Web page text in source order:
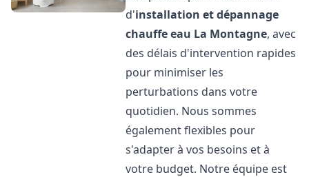
d'installation et dépannage
chauffe eau La Montagne, avec
des délais d'intervention rapides
pour minimiser les
perturbations dans votre
quotidien. Nous sommes
également flexibles pour
s'adapter à vos besoins et à
votre budget. Notre équipe est